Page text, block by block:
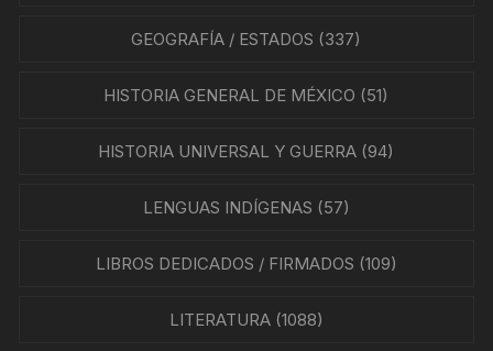
GEOGRAFÍA / ESTADOS (337)
HISTORIA GENERAL DE MÉXICO (51)
HISTORIA UNIVERSAL Y GUERRA (94)
LENGUAS INDÍGENAS (57)
LIBROS DEDICADOS / FIRMADOS (109)
LITERATURA(1088)